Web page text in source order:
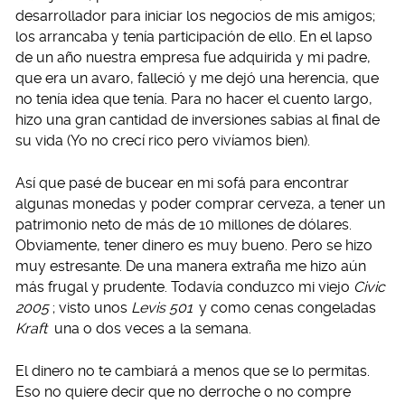
desarrollador para iniciar los negocios de mis amigos;
los arrancaba y tenía participación de ello. En el lapso
de un año nuestra empresa fue adquirida y mi padre,
que era un avaro, falleció y me dejó una herencia, que
no tenía idea que tenía. Para no hacer el cuento largo,
hizo una gran cantidad de inversiones sabias al final de
su vida (Yo no crecí rico pero vivíamos bien).
Así que pasé de bucear en mi sofá para encontrar
algunas monedas y poder comprar cerveza, a tener un
patrimonio neto de más de 10 millones de dólares.
Obviamente, tener dinero es muy bueno. Pero se hizo
muy estresante. De una manera extraña me hizo aún
más frugal y prudente. Todavía conduzco mi viejo Civic
2005 ; visto unos Levis 501 y como cenas congeladas
Kraft una o dos veces a la semana.
El dinero no te cambiará a menos que se lo permitas.
Eso no quiere decir que no derroche o no compre